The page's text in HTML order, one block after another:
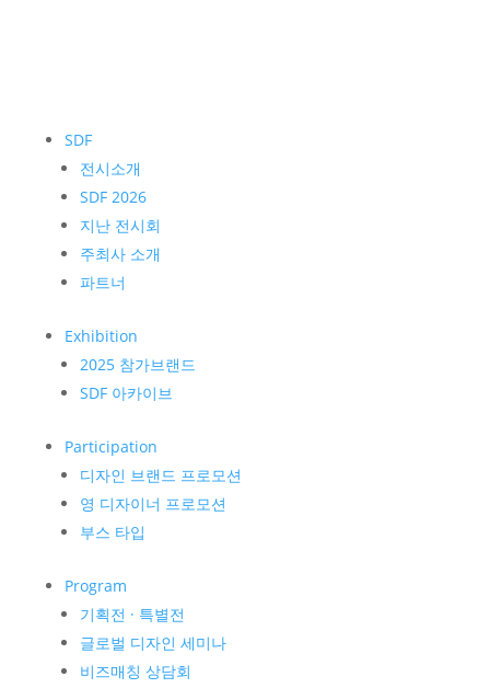
SDF
전시소개
SDF 2026
지난 전시회
주최사 소개
파트너
Exhibition
2025 참가브랜드
SDF 아카이브
Participation
디자인 브랜드 프로모션
영 디자이너 프로모션
부스 타입
Program
기획전 · 특별전
글로벌 디자인 세미나
비즈매칭 상담회